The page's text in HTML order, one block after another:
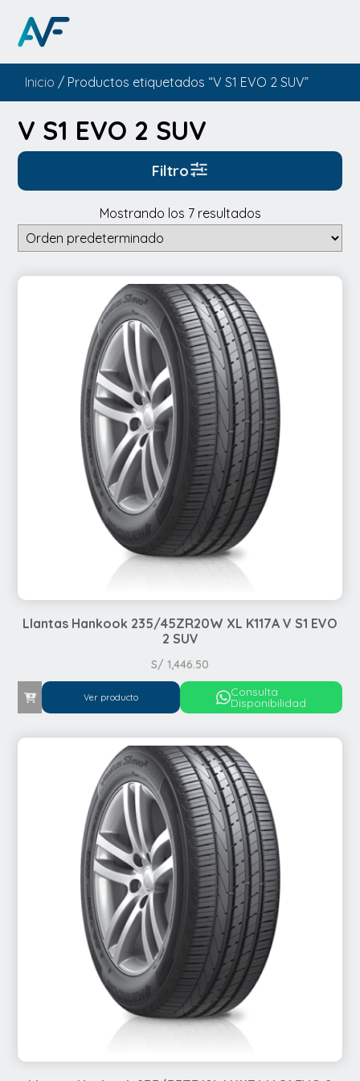
Inicio / Productos etiquetados “V S1 EVO 2 SUV”
V S1 EVO 2 SUV
Mostrando los 7 resultados
Llantas Hankook 235/45ZR20W XL K117A V S1 EVO
2 SUV
S/ 1,446.50
Ver producto Consulta
Disponibilidad
Filtro